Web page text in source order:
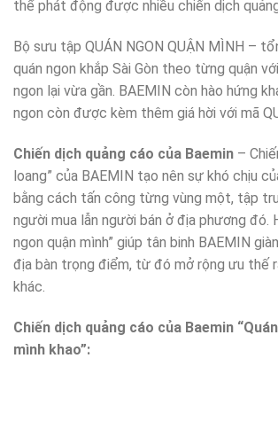
thể phát động được nhiều chiến dịch
Bộ sưu tập QUÁN NGON QUẬN MÌNH –
quán ngon khắp Sài Gòn theo từng quận
ngon lại vừa gần. BAEMIN còn hào hứng
ngon còn được kèm thêm giá hời với mã
Chiến dịch quảng cáo của Baemin –
loang” của BAEMIN tạo nên sự khó chịu
bằng cách tấn công từng vùng một, tập
người mua lẫn người bán ở địa phương đó.
ngon quận mình” giúp tân binh BAEMIN
địa bàn trọng điểm, từ đó mở rộng ưu thế
khác.
Chiến dịch quảng cáo của Baemin
mình khao”: